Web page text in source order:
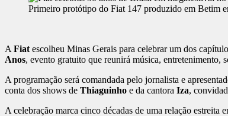
Primeiro protótipo do Fiat 147 produzido em Betim
AFiatescolheu Minas Gerais para celebrar um dos
Anos, evento gratuito que reunirá música, entretenimento,
A programação será comandada pelo jornalista e
conta dos shows de Thiaguinho e da cantora Iza,
A celebração marca cinco décadas de uma relação